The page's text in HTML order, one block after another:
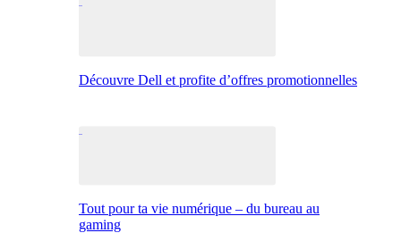
Découvre Dell et profite d’offres promotionnelles
Tout pour ta vie numérique – du bureau au
gaming